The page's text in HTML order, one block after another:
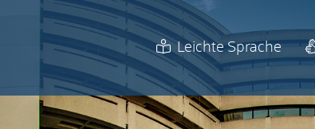
Leichte Sprache